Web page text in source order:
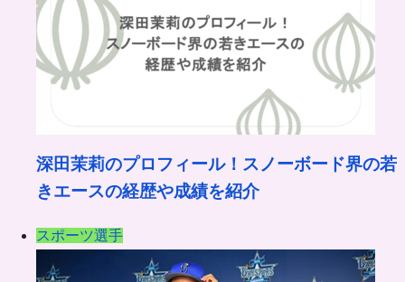
深田茉莉のプロフィール！スノーボード界の若
きエースの経歴や成績を紹介
スポーツ選手